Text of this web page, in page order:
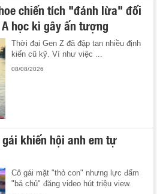
chiến tích "đánh lừa" đối
học kì gây ấn tượng
Thời đại Gen Z đã đập tan nhiều định
kiến cũ kỹ. Ví như việc ...
08/08/2026
khiến hội anh em tự
Cô gái mặt "thỏ con" nhưng lực đấm
"bá chủ" đăng video hút triệu view.